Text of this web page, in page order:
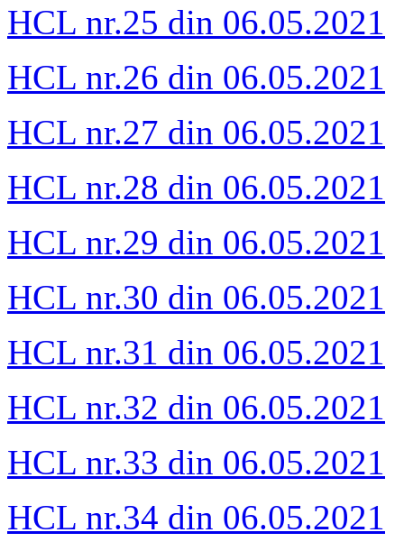
HCL nr.25 din 06.05.2021
HCL nr.26 din 06.05.2021
HCL nr.27 din 06.05.2021
HCL nr.28 din 06.05.2021
HCL nr.29 din 06.05.2021
HCL nr.30 din 06.05.2021
HCL nr.31 din 06.05.2021
HCL nr.32 din 06.05.2021
HCL nr.33 din 06.05.2021
HCL nr.34 din 06.05.2021